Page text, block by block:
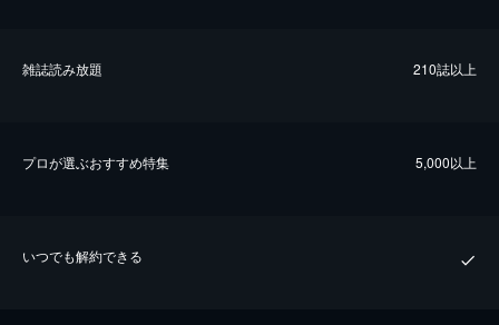
雑誌読み放題 210誌以上
プロが選ぶおすすめ特集 5,000以上
いつでも解約できる